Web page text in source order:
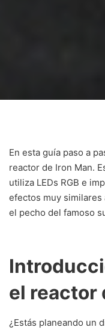
En esta guía paso a
reactor de Iron Man.
utiliza LEDs RGB e
efectos muy
el pecho del famoso
el reactor
¿Estás planeando un